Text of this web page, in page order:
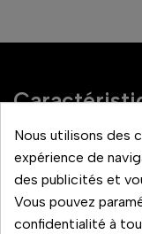
EAN :
Capacité de la
Nous utilisons des
expérience de
des publicités et
Vous pouvez
confidentialité à